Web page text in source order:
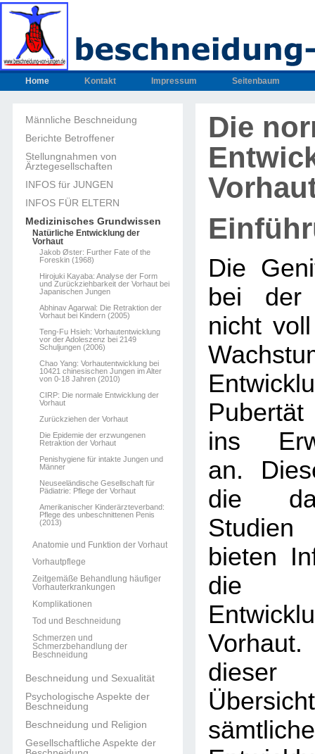
Home Kontakt Impressum Seitenbaum
Männliche Beschneidung
Berichte Betroffener
Stellungnahmen von
Ärztegesellschaften
INFOS für JUNGEN
INFOS FÜR ELTERN
Medizinisches Grundwissen
Natürliche Entwicklung der
Vorhaut
Jakob Øster: Further Fate of the
Foreskin (1968)
Hirojuki Kayaba: Analyse der Form
und Zurückziehbarkeit der Vorhaut bei
Japanischen Jungen
Abhinav Agarwal: Die Retraktion der
Vorhaut bei Kindern (2005)
Teng-Fu Hsieh: Vorhautentwicklung
vor der Adoleszenz bei 2149
Schuljungen (2006)
Chao Yang: Vorhautentwicklung bei
10421 chinesischen Jungen im Alter
von 0-18 Jahren (2010)
CIRP: Die normale Entwicklung der
Vorhaut
Zurückziehen der Vorhaut
Die Epidemie der erzwungenen
Retraktion der Vorhaut
Penishygiene für intakte Jungen und
Männer
Neuseeländische Gesellschaft für
Pädiatrie: Pflege der Vorhaut
Amerikanischer Kinderärzteverband:
Pflege des unbeschnittenen Penis
(2013)
Anatomie und Funktion der Vorhaut
Vorhautpflege
Zeitgemäße Behandlung häufiger
Vorhauterkrankungen
Komplikationen
Tod und Beschneidung
Schmerzen und
Schmerzbehandlung der
Beschneidung
Beschneidung und Sexualität
Psychologische Aspekte der
Beschneidung
Beschneidung und Religion
Gesellschaftliche Aspekte der
Die
Die
bei der
nicht
ins
an.
die
bieten
die
dieser